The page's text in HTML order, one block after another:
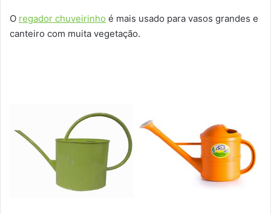
O regador chuveirinho é mais usado para vasos grandes e
canteiro com muita vegetação.